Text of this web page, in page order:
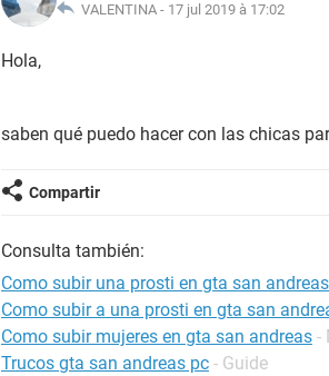
VALENTINA - 17 jul 2019 à 17:02
Hola,
saben qué puedo hacer con las chicas
Compartir
Consulta también:
Como subir una prosti en gta san
Como subir a una prosti en gta san
Como subir mujeres en gta san andreas -
Trucos gta san andreas pc - Guide